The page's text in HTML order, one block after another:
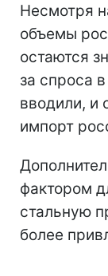
Несмотря
объемы
остаются
за спроса
вводили, и
импорт
фактором
стальную
более